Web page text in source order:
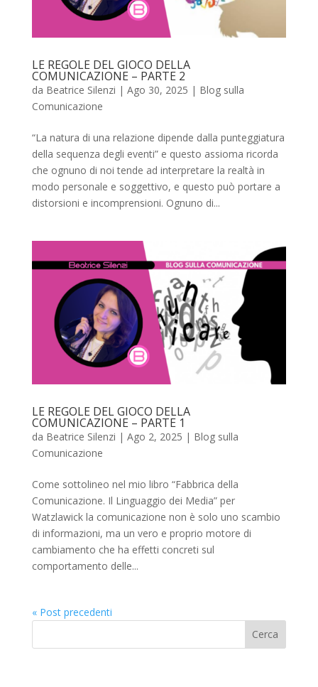
LE REGOLE DEL GIOCO DELLA
COMUNICAZIONE – PARTE 2
da Beatrice Silenzi | Ago 30, 2025 | Blog sulla
Comunicazione
“La natura di una relazione dipende dalla punteggiatura
della sequenza degli eventi” e questo assioma ricorda
che ognuno di noi tende ad interpretare la realtà in
modo personale e soggettivo, e questo può portare a
distorsioni e incomprensioni. Ognuno di...
LE REGOLE DEL GIOCO DELLA
COMUNICAZIONE – PARTE 1
da Beatrice Silenzi | Ago 2, 2025 | Blog sulla
Comunicazione
Come sottolineo nel mio libro “Fabbrica della
Comunicazione. Il Linguaggio dei Media” per
Watzlawick la comunicazione non è solo uno scambio
di informazioni, ma un vero e proprio motore di
cambiamento che ha effetti concreti sul
comportamento delle...
« Post precedenti